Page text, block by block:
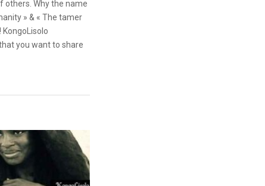
others. Why the name
» & « The tamer
KongoLisolo
you want to share